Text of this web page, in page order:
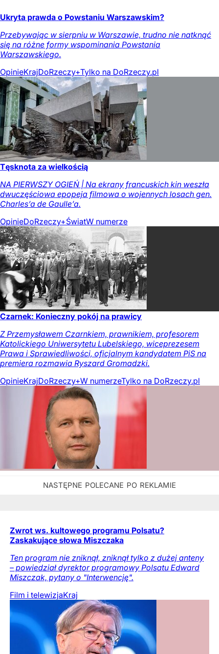
Ukryta prawda o Powstaniu Warszawskim?
Przebywając w sierpniu w Warszawie, trudno nie natknąć
się na różne formy wspominania Powstania
Warszawskiego.
OpinieKrajDoRzeczy+Tylko na DoRzeczy.pl
Tęsknota za wielkością
NA PIERWSZY OGIEŃ | Na ekrany francuskich kin weszła
dwuczęściowa epopeja filmowa o wojennych losach gen.
Charles’a de Gaulle’a.
OpinieDoRzeczy+ŚwiatW numerze
Czarnek: Konieczny pokój na prawicy
Z Przemysławem Czarnkiem, prawnikiem, profesorem
Katolickiego Uniwersytetu Lubelskiego, wiceprezesem
Prawa i Sprawiedliwości, oficjalnym kandydatem PiS na
premiera rozmawia Ryszard Gromadzki.
OpinieKrajDoRzeczy+W numerzeTylko na DoRzeczy.pl
Zwrot ws. kultowego programu Polsatu?
Zaskakujące słowa Miszczaka
Ten program nie zniknął, zniknął tylko z dużej anteny
– powiedział dyrektor programowy Polsatu Edward
Miszczak, pytany o "Interwencję".
Film i telewizjaKraj